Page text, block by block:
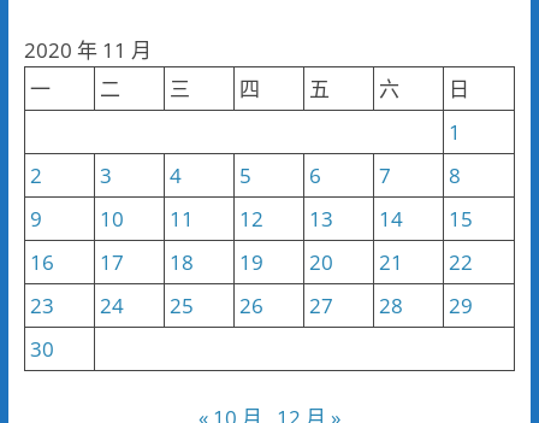
類
2020 年 11 月
一
二 三 四 五 六
日
1
2
3 4 5 6 7
8
9
10 11 12 13 14
15
16
17 18 19 20 21
22
23
24 25 26 27 28
29
30